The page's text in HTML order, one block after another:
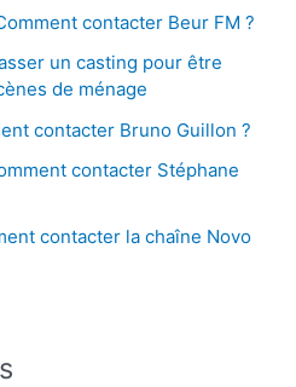
contacter Beur FM ?
un casting pour être
de ménage
contacter Bruno Guillon ?
contacter Stéphane
contacter la chaîne Novo